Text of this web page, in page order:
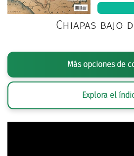
Chiapas bajo
Más opciones de
Explora el